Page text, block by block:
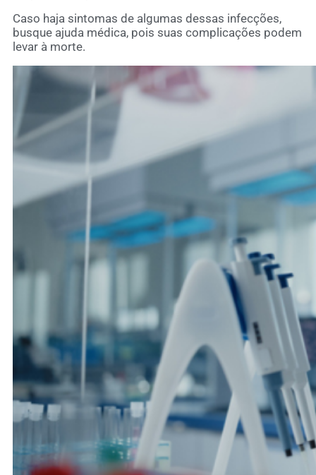
Caso haja sintomas de algumas dessas infecções,
busque ajuda médica, pois suas complicações podem
levar à morte.